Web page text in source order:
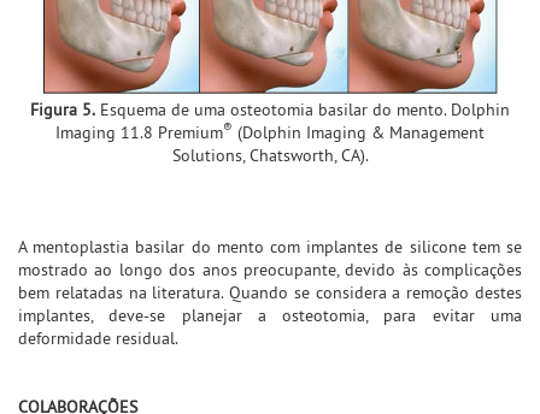
Figura 5. Esquema de uma osteotomia basilar do mento. Dolphin
Imaging 11.8 Premium® (Dolphin Imaging & Management
Solutions, Chatsworth, CA).
A mentoplastia basilar do mento com implantes de silicone tem se
mostrado ao longo dos anos preocupante, devido às complicações
bem relatadas na literatura. Quando se considera a remoção destes
implantes, deve-se planejar a osteotomia, para evitar uma
deformidade residual.
COLABORAÇÕES